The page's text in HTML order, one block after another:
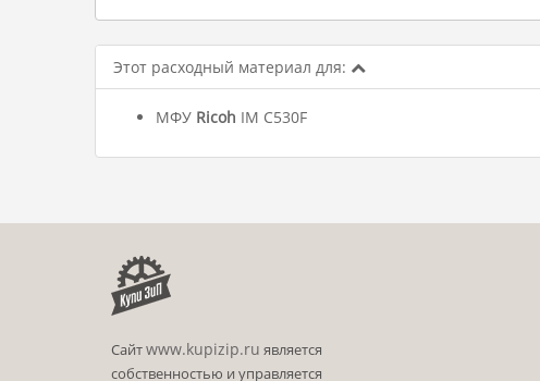
Этот расходный материал для:
МФУ Ricoh IM C530F
Сайтwww.kupizip.ru является
собственностью и управляется